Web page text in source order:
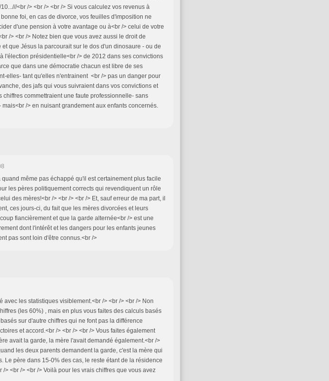
<br /> <br /> <br /> Si vous calculez vos revenus à
foi, en cas de divorce, vos feuilles d'imposition ne
d'une pension à votre avantage ou à<br /> celui de votre
/> <br /> Notez bien que vous avez aussi le droit de
que Jésus la parcourait sur le dos d'un dinosaure - ou de
l'élection présidentielle<br /> de 2012 dans ses convictions
que dans une démocratie chacun est libre de ses
elles- tant qu'elles n'entrainent <br /> pas un danger pour
des jafs qui vous suivraient dans vos convictions et
commettraient une faute professionnelle- sans
/> en nuisant grandement aux enfants concernés.
même pas échappé qu'il est certainement plus facile
les pères politiquement corrects qui revendiquent un rôle
des mères!<br /> <br /> <br /> Et, sauf erreur de ma part, il
ces jours-ci, du fait que les mères divorcées et leurs
fiancièrement et que la garde alternée<br /> est une
dont l'intérêt et les dangers pour les enfants jeunes
pas sont loin d'être connus.<br />
avec les statistiques visiblement.<br /> <br /> <br /> Non
(les 60%) , mais en plus vous faites des calculs basés
sur d'autre chiffres qui ne font pas la différence
et accord.<br /> <br /> <br /> Vous faites également
avait la garde, la mère l'avait demandé également.<br />
les deux parents demandent la garde, c'est la mère qui
Le père dans 15-0% des cas, le reste étant de la résidence
> <br /> <br /> Voilà pour les vrais chiffres que vous avez